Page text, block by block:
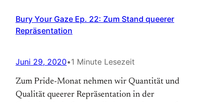
Bury Your Gaze Ep. 22: Zum Stand queerer
Repräsentation
Juni 29, 2020•1 Minute Lesezeit
Zum Pride-Monat nehmen wir Quantität und
Qualität queerer Repräsentation in der